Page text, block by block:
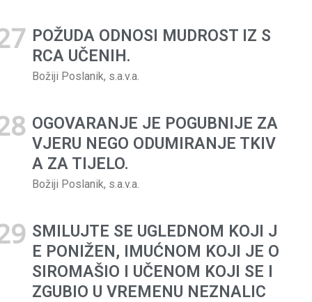
POŽUDA ODNOSI MUDROST IZ S
RCA UČENIH.
Božiji Poslanik, s.a.v.a.
OGOVARANJE JE POGUBNIJE ZA
VJERU NEGO ODUMIRANJE TKIV
A ZA TI­JELO.
Božiji Poslanik, s.a.v.a.
SMILUJTE SE UGLEDNOM KOJI J
E PONIŽEN, IMUĆNOM KOJI JE O
SIROMAŠIO I UČENOM KOJI SE I
ZGUBIO U VREMENU NEZNALIC